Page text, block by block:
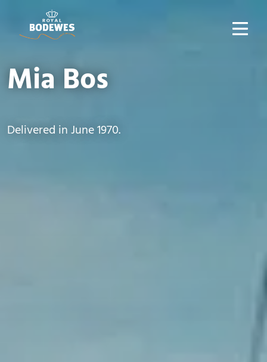
Mia Bos
Delivered in June 1970.